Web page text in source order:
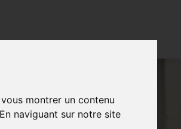
montrer un contenu
naviguant sur notre site